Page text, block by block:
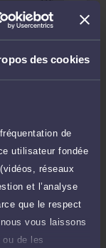
des cookies
de
utilisateur fondée
réseaux
et l’analyse
que le respect
vous laissons
de les
techniques
dans
et du
bail,
60 €
rappel
180 €
360 €
écrit